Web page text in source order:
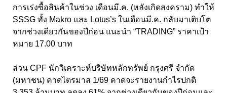
การเร่งซื้อสินค้าในช่วง เดือนมี.ค. (หลังเกิดสงคราม) ทำให้
SSSG ทั้ง Makro และ Lotus’s ในเดือนมี.ค. กลับมาเติบโต
จากช่วงเดียวกันของปีก่อน แนะนำ “TRADING” ราคาเป้า
หมาย 17.00 บาท
ส่วน CPF นักวิเคราะห์บริษัทหลักทรัพย์ กรุงศรี จำกัด
(มหาชน) คาดไตรมาส 1/69 คาดจะรายงานกำไรปกติ